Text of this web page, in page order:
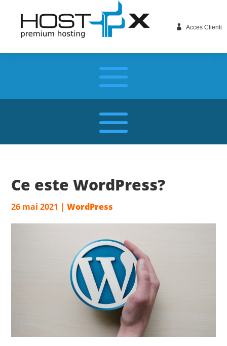
 Acces Clienti
Ce este WordPress?
26 mai 2021 |WordPress